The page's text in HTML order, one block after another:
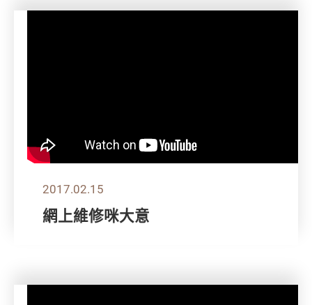
2017.02.15
網上維修咪大意